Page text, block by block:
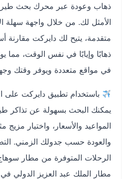
ذهاب وعودة عبر محرك بحث طيران
الأمثل لك. من خلال واجهة سهلة
متقدمة، يتيح لك دايركت مقارنة أسعار
ذهابًا وإيابًا في نفس الوقت، مما يوفر
في مواقع متعددة ويوفر وقتك وجهدك.
يمكنك البحث بسهولة عن تذاكر
المواعيد والأسعار، واختيار مزيج مثالي
والعودة حسب جدولك الزمني.